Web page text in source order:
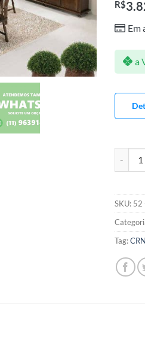
desejos
R$
Em
a
SKU: 52
Tag:CRN